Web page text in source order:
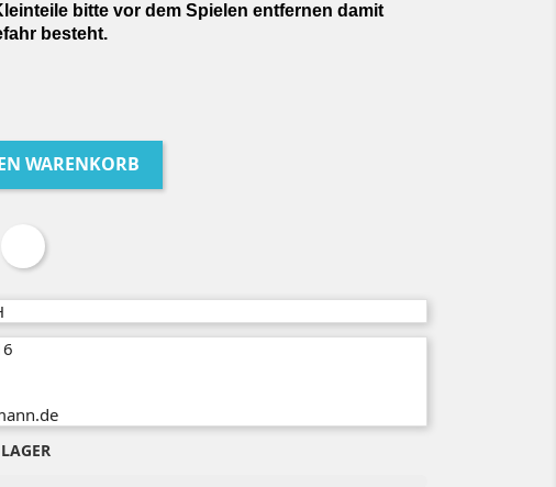
bitte vor dem Spielen entfernen damit
besteht.
WARENKORB